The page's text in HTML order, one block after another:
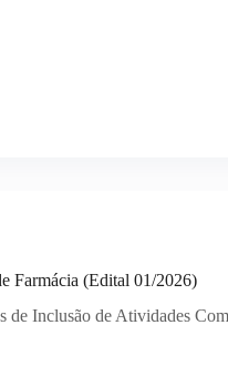
Farmácia (Edital 01/2026)
Inclusão de Atividades